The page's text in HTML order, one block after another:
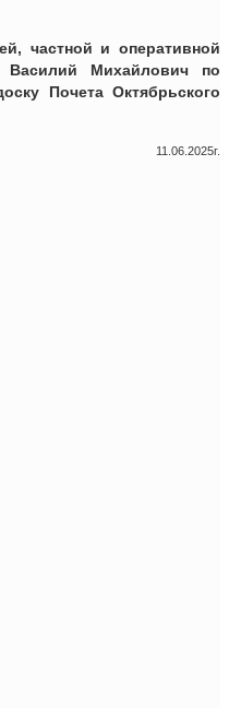
частной и оперативной
Василий Михайлович по
Почета Октябрьского
11.06.2025г.